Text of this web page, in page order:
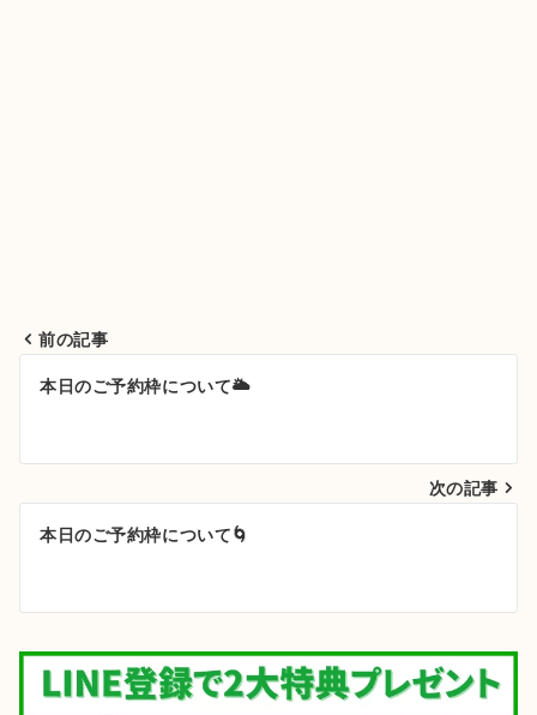
投
ビ
ゲ
シ
ョ
ン
前の記事
本日のご予約枠について🌥️
次の記事
本日のご予約枠について🌀